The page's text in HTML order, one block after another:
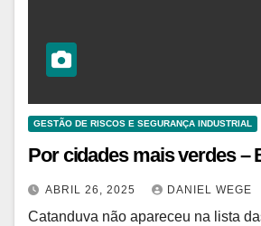
GESTÃO DE RISCOS E SEGURANÇA INDUSTRIAL
Por cidades mais verdes –
ABRIL 26, 2025 DANIEL WEGE
Catanduva não apareceu na lista